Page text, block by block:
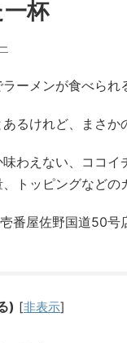
杯
ーメンが食べられ
るけれど、まさか
わえない、ココイ
トッピングなどの
番屋佐野国道50
) [非表示]